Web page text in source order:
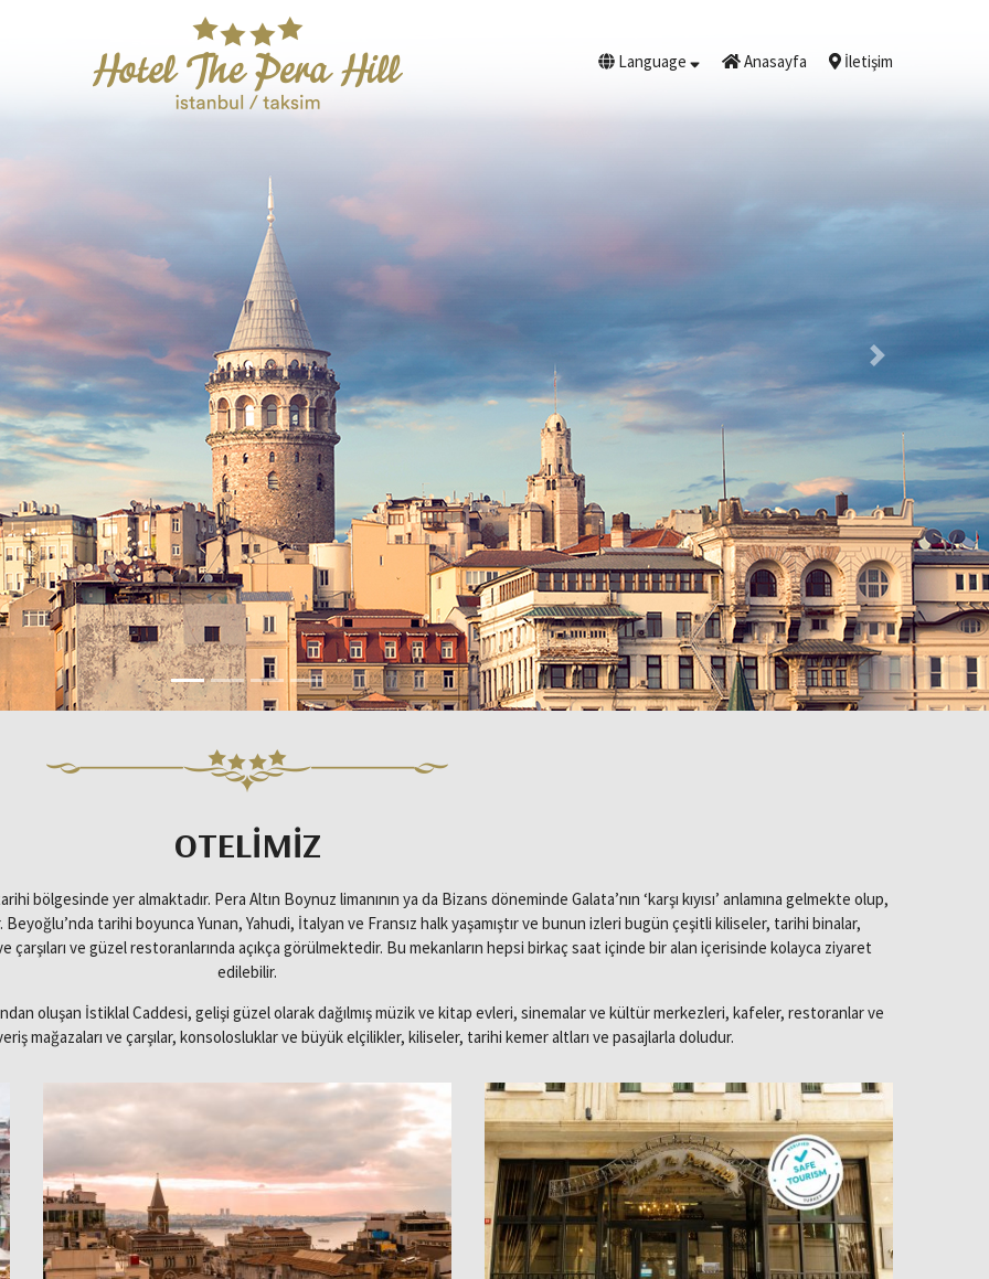
Language Anasayfa İletişim
Next
OTELIMIZ
bölgesinde yer almaktadır. Pera Altın Boynuz limanının ya da Bizans döneminde Galata’nın ‘karşı kıyısı’ anlamına gelmekte olup,
Beyoğlu’nda tarihi boyunca Yunan, Yahudi, İtalyan ve Fransız halk yaşamıştır ve bunun izleri bugün çeşitli kiliseler, tarihi binalar,
çarşıları ve güzel restoranlarında açıkça görülmektedir. Bu mekanların hepsi birkaç saat içinde bir alan içerisinde kolayca ziyaret
edilebilir.
oluşan İstiklal Caddesi, gelişi güzel olarak dağılmış müzik ve kitap evleri, sinemalar ve kültür merkezleri, kafeler, restoranlar ve
mağazaları ve çarşılar, konsolosluklar ve büyük elçilikler, kiliseler, tarihi kemer altları ve pasajlarla doludur.